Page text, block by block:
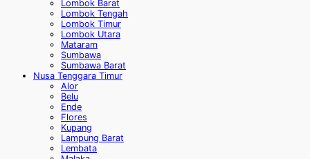
Lombok Barat
Lombok Tengah
Lombok Timur
Lombok Utara
Mataram
Sumbawa
Sumbawa Barat
Nusa Tenggara Timur
Alor
Belu
Ende
Flores
Kupang
Lampung Barat
Lembata